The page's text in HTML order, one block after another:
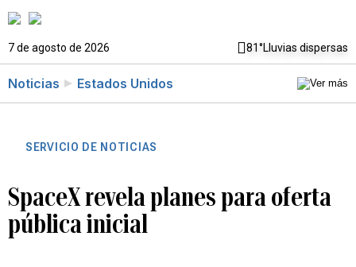
7 de agosto de 2026 81°Lluvias dispersas
Noticias Estados Unidos
SERVICIO DE NOTICIAS
SpaceX revela planes para oferta
pública inicial